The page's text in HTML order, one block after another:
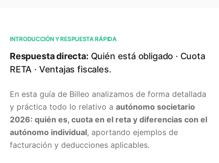
INTRODUCCIÓN Y RESPUESTA RÁPIDA
Respuesta directa: Quién está obligado · Cuota
RETA · Ventajas fiscales.
En esta guía de Billeo analizamos de forma detallada
y práctica todo lo relativo a autónomo societario
2026: quién es, cuota en el reta y diferencias con el
autónomo individual, aportando ejemplos de
facturación y deducciones aplicables.